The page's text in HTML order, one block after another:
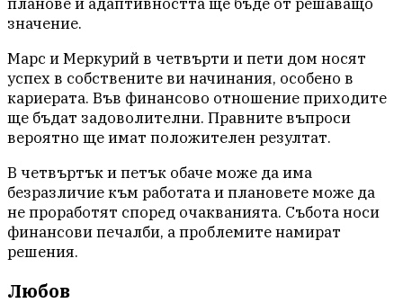
значение.
Марс и Меркурий в четвърти и пети дом носят
успех в собствените ви начинания, особено в
кариерата. Във финансово отношение приходите
ще бъдат задоволителни. Правните въпроси
вероятно ще имат положителен резултат.
В четвъртък и петък обаче може да има
безразличие към работата и плановете може да
не проработят според очакванията. Събота носи
финансови печалби, а проблемите намират
решения.
Любов